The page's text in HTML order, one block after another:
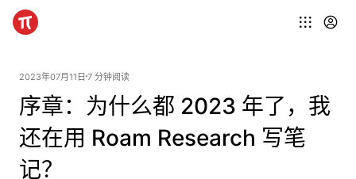
2023年07月11日 7 分钟阅读
序章：为什么都 2023 年了，我
还在用 Roam Research 写笔
记？